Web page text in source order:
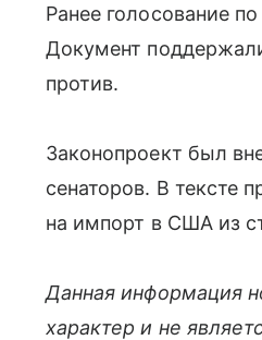
Ранее голосование
Документ
против.
Законопроект был
сенаторов. В тексте
на импорт в США из
Данная информация
характер и не